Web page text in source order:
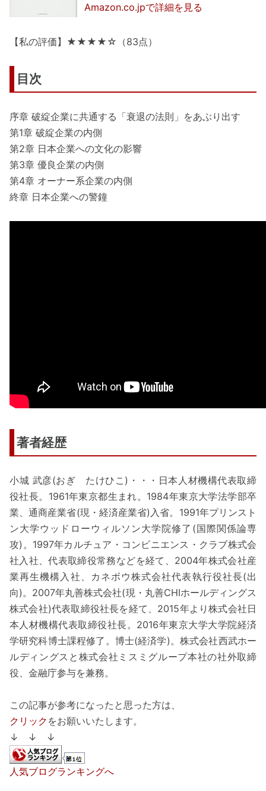
Amazon.co.jpで詳細を見る
【私の評価】★★★★☆（83点）
目次
序章 破綻企業に共通する「衰退の法則」をあぶり出す
第1章 破綻企業の内側
第2章 日本企業への文化の影響
第3章 優良企業の内側
第4章 オーナー系企業の内側
終章 日本企業への警鐘
著者経歴
小城 武彦(おぎ たけひこ)・・・日本人材機構代表取締
役社長。1961年東京都生まれ。1984年東京大学法学部卒
業、通商産業省(現・経済産業省)入省。1991年プリンスト
ン大学ウッドローウィルソン大学院修了(国際関係論専
攻)。1997年カルチュア・コンビニエンス・クラブ株式会
社入社、代表取締役常務などを経て、2004年株式会社産
業再生機構入社、カネボウ株式会社代表執行役社長(出
向)。2007年丸善株式会社(現・丸善CHIホールディングス
株式会社)代表取締役社長を経て、2015年より株式会社日
本人材機構代表取締役社長。2016年東京大学大学院経済
学研究科博士課程修了。博士(経済学)。株式会社西武ホー
ルディングスと株式会社ミスミグループ本社の社外取締
役、金融庁参与を兼務。
この記事が参考になったと思った方は、
クリック をお願いいたします。
↓ ↓ ↓
人気ブログランキングへ